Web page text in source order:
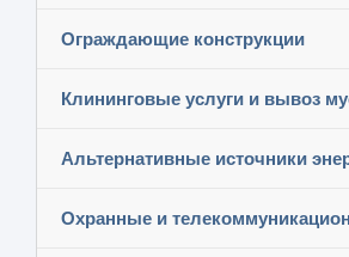
Ограждающие конструкции
Клининговые услуги и вывоз
Альтернативные источники
Охранные и